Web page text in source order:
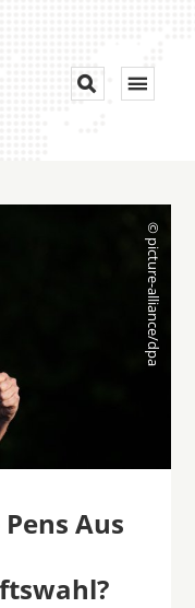
Toggle


Aus